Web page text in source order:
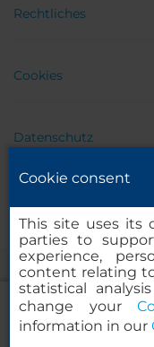
Rechtliches
Cookies
Datenschutz
Cookie consent
This site uses its
parties to
experience,
content relating
statistical
change your
information in our